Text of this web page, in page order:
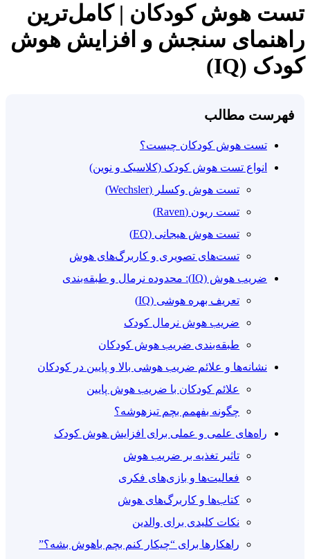
تست هوش کودکان | کامل‌ترین
راهنمای سنجش و افزایش هوش
کودک (IQ)
فهرست مطالب
تست هوش کودکان چیست؟
انواع تست هوش کودک (کلاسیک و نوین)
تست هوش وکسلر (Wechsler)
تست ریون (Raven)
تست هوش هیجانی (EQ)
تست‌های تصویری و کاربرگ‌های هوش
ضریب هوش (IQ): محدوده نرمال و طبقه‌بندی
تعریف بهره هوشی (IQ)
ضریب هوش نرمال کودک
طبقه‌بندی ضریب هوش کودکان
نشانه‌ها و علائم ضریب هوشی بالا و پایین در کودکان
علائم کودکان با ضریب هوش پایین
چگونه بفهمم بچم تیزهوشه؟
راه‌های علمی و عملی برای افزایش هوش کودک
تاثیر تغذیه بر ضریب هوش
فعالیت‌ها و بازی‌های فکری
کتاب‌ها و کاربرگ‌های هوش
نکات کلیدی برای والدین
راهکارها برای “چیکار کنم بچم باهوش بشه؟”